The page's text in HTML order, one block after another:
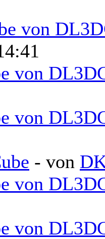
von
von
von
- von
von
von